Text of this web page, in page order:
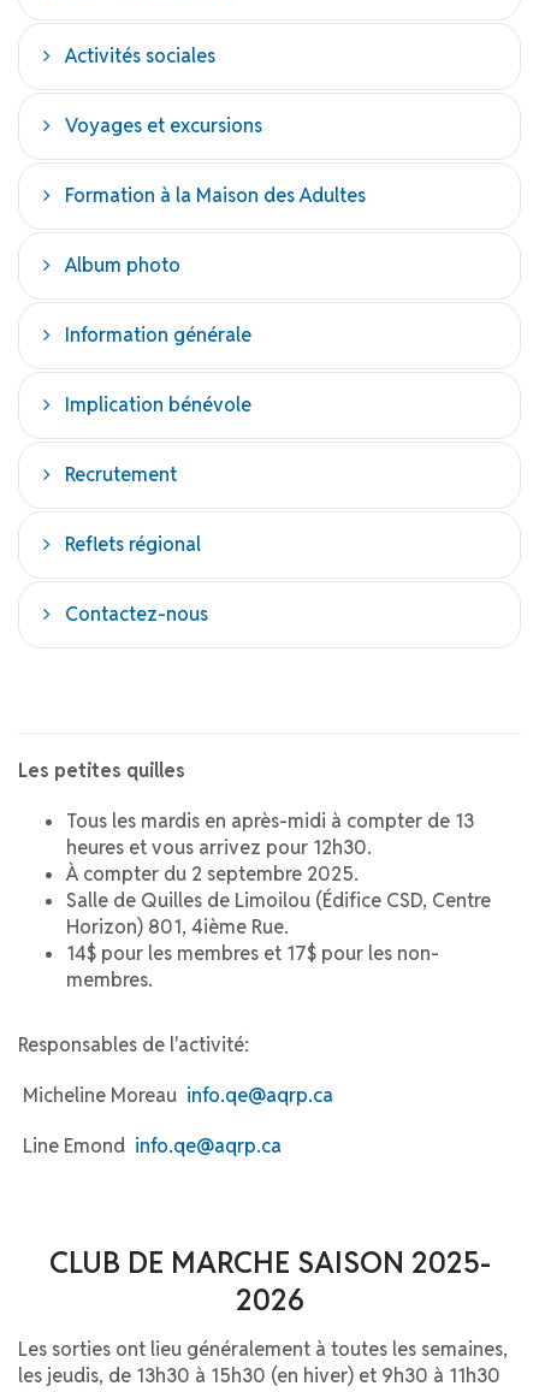
Activités sociales
Voyages et excursions
Formation à la Maison des Adultes
Album photo
Information générale
Implication bénévole
Recrutement
Reflets régional
Contactez-nous
Les petites quilles
Tous les mardis en après-midi à compter de 13
heures et vous arrivez pour 12h30.
À compter du 2 septembre 2025.
Salle de Quilles de Limoilou (Édifice CSD, Centre
Horizon) 801, 4ième Rue.
14$ pour les membres et 17$ pour les non-
membres.
Responsables de l'activité:
Micheline Moreau info.qe@aqrp.ca
Line Emond info.qe@aqrp.ca
CLUB DE MARCHE SAISON 2025-
2026
Les sorties ont lieu généralement à toutes les semaines,
les jeudis, de 13h30 à 15h30 (en hiver) et 9h30 à 11h30